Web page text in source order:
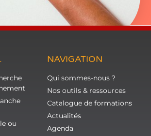
ou
NAVIGATION
Qui sommes-nous ?
Nos outils & ressources
Catalogue de formations
Actualités
Agenda